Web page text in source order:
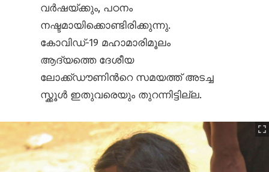
വര്‍ഷയ്ക്കും, പഠനം
നഷ്ടമായിക്കൊണ്ടിരിക്കുന്നു.
കോവിഡ്-19 മഹാമാരിമൂലം
ആദ്യത്തെ ദേശീയ
ലോക്ക്ഡൗണിന്‍റെ സമയത്ത് അടച്ച
സ്ക്കൂള്‍ ഇതുവരെയും തുറന്നിട്ടില്ല.